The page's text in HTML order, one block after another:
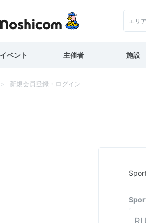
エリ
イベント 主催者 施設
新規会員登録・ログイン